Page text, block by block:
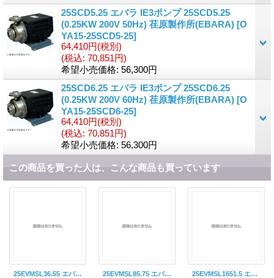
25SCD5.25 エバラ IE3ポンプ 25SCD5.25
(0.25KW 200V 50Hz) 荏原製作所(EBARA) [O
YA15-25SCD5-25]
64,410円(税別)
(税込: 70,851円)
希望小売価格: 56,300円
25SCD6.25 エバラ IE3ポンプ 25SCD6.25
(0.25KW 200V 60Hz) 荏原製作所(EBARA) [O
YA15-25SCD6-25]
64,410円(税別)
(税込: 70,851円)
希望小売価格: 56,300円
この商品を買った人は、こんな商品も買っています
25EVMSL36.55 エバラ IE3ポンプ 荏原製作所(EBARA)
25EVMSL85.75 エバラ IE3ポンプ 荏原製作所(EBARA)
25EVMSL1651.5 エバラ IE3ポンプ 荏原製作所(EBARA)